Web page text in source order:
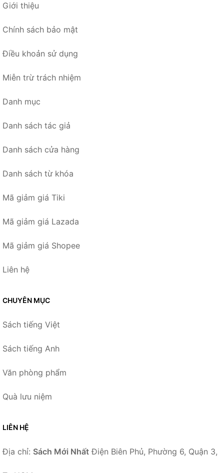
Giới thiệu
Chính sách bảo mật
Điều khoản sử dụng
Miễn trừ trách nhiệm
Danh mục
Danh sách tác giả
Danh sách cửa hàng
Danh sách từ khóa
Mã giảm giá Tiki
Mã giảm giá Lazada
Mã giảm giá Shopee
Liên hệ
CHUYÊN MỤC
Sách tiếng Việt
Sách tiếng Anh
Văn phòng phẩm
Quà lưu niệm
LIÊN HỆ
Địa chỉ: Sách Mới Nhất Điện Biên Phủ, Phường 6, Quận 3,